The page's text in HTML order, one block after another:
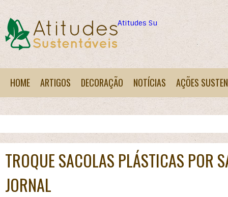
Atitudes Sustentáveis
HOME ARTIGOS DECORAÇÃO NOTÍCIAS AÇÕES
TROQUE SACOLAS PLÁSTICAS POR
JORNAL